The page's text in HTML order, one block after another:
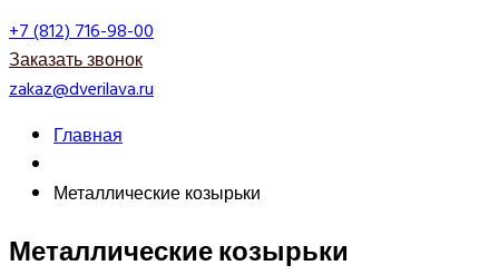
+7 (812) 716-98-00
Заказать звонок
zakaz@dverilava.ru
Главная
Металлические козырьки
Металлические козырьки